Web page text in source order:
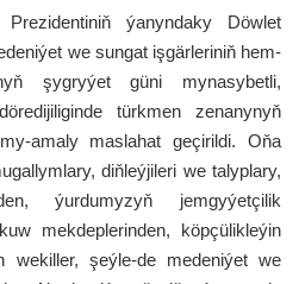
ýanyndaky Döwlet
we sungat işgärleriniň hem-
şygryýet güni mynasybetli,
türkmen zenanynyň
amaly maslahat geçirildi. Oňa
diňleýjileri we talyplary,
ýurdumyzyň jemgyýetçilik
mekdeplerinden, köpçülikleýin
wekiller, şeýle-de medeniýet we